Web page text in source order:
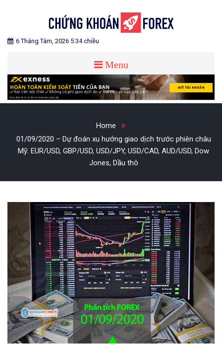
CHỨNG KHOÁN FOREX
Blog chia sẻ về Chứng Khoán và Forex
6 Tháng Tám, 2026 5:34 chiều
Menu
Home
01/09/2020 – Dự đoán xu hướng giao dịch trước phiên châu
Mỹ: EUR/USD, GBP/USD, USD/JPY, USD/CAD, AUD/USD, Dow
Jones, Dầu thô